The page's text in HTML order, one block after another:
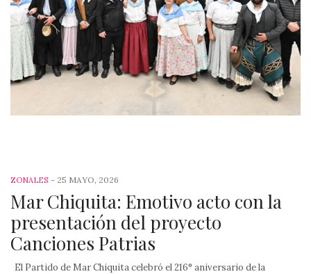
ZONALES - 25 MAYO, 2026
Mar Chiquita: Emotivo acto con la
presentación del proyecto
Canciones Patrias
El Partido de Mar Chiquita celebró el 216° aniversario de la